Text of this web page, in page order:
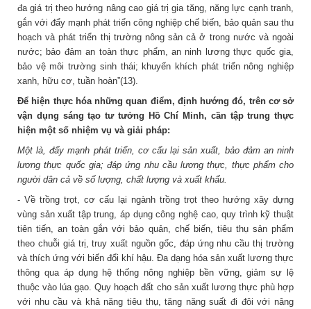
đa giá trị theo hướng nâng cao giá trị gia tăng, năng lực cạnh tranh,
gắn với đẩy mạnh phát triển công nghiệp chế biến, bảo quản sau thu
hoạch và phát triển thị trường nông sản cả ở trong nước và ngoài
nước; bảo đảm an toàn thực phẩm, an ninh lương thực quốc gia,
bảo vệ môi trường sinh thái; khuyến khích phát triển nông nghiệp
xanh, hữu cơ, tuần hoàn”(13).
Để hiện thực hóa những quan điểm, định hướng đó, trên cơ sở
vận dụng sáng tạo tư tưởng Hồ Chí Minh, cần tập trung thực
hiện một số nhiệm vụ và giải pháp:
Một là, đẩy mạnh phát triển, cơ cấu lại sản xuất, bảo đảm an ninh
lương thực quốc gia; đáp ứng nhu cầu lương thực, thực phẩm cho
người dân cả về số lượng, chất lượng và xuất khẩu.
- Về trồng trọt, cơ cấu lại ngành trồng trọt theo hướng xây dựng
vùng sản xuất tập trung, áp dụng công nghệ cao, quy trình kỹ thuật
tiên tiến, an toàn gắn với bảo quản, chế biến, tiêu thụ sản phẩm
theo chuỗi giá trị, truy xuất nguồn gốc, đáp ứng nhu cầu thị trường
và thích ứng với biến đổi khí hậu. Đa dạng hóa sản xuất lương thực
thông qua áp dụng hệ thống nông nghiệp bền vững, giảm sự lệ
thuộc vào lúa gạo. Quy hoạch đất cho sản xuất lương thực phù hợp
với nhu cầu và khả năng tiêu thụ, tăng năng suất đi đôi với nâng